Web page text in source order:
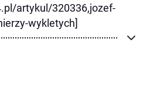
artykul/320336,jozef-
wykletych]